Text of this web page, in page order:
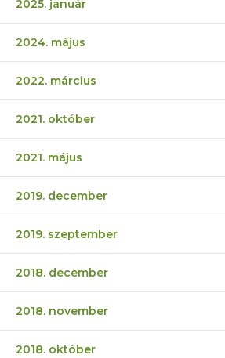
2025. január
2024. május
2022. március
2021. október
2021. május
2019. december
2019. szeptember
2018. december
2018. november
2018. október